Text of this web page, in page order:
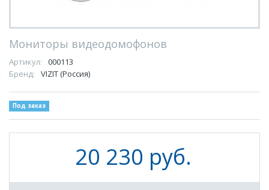
Мониторы видеодомофонов
Артикул:
000113
Бренд:
VIZIT (Россия)
Под заказ
20 230 руб.